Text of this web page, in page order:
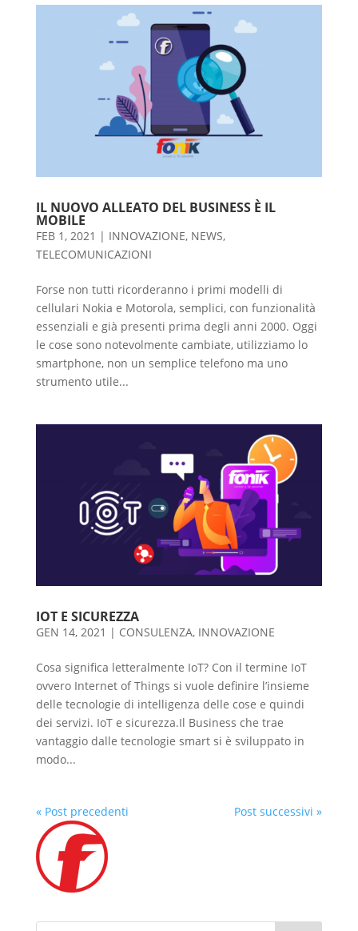
IL NUOVO ALLEATO DEL BUSINESS È IL
MOBILE
FEB 1, 2021 | INNOVAZIONE, NEWS,
TELECOMUNICAZIONI
Forse non tutti ricorderanno i primi modelli di
cellulari Nokia e Motorola, semplici, con funzionalità
essenziali e già presenti prima degli anni 2000. Oggi
le cose sono notevolmente cambiate, utilizziamo lo
smartphone, non un semplice telefono ma uno
strumento utile...
IOT E SICUREZZA
GEN 14, 2021 | CONSULENZA, INNOVAZIONE
Cosa significa letteralmente IoT? Con il termine IoT
ovvero Internet of Things si vuole definire l’insieme
delle tecnologie di intelligenza delle cose e quindi
dei servizi. IoT e sicurezza.Il Business che trae
vantaggio dalle tecnologie smart si è sviluppato in
modo...
« Post precedenti Post successivi »